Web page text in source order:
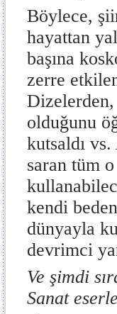
Böylece,
hayattan
başına
zerre
Dizelerden,
olduğunu
kutsaldı vs.
saran tüm
kendi
dünyayla
devrimci
Ve şimdi
Sanat